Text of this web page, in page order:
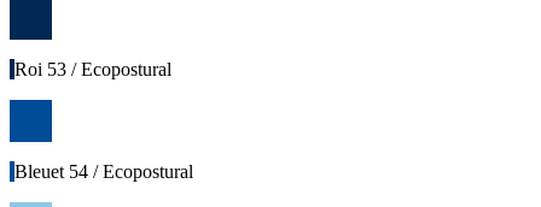
Roi 53 / Ecopostural
Bleuet 54 / Ecopostural